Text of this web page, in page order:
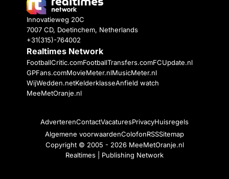
Innovatieweg 20C
7007 CD, Doetinchem, Netherlands
+31(315)-764002
Realtimes Network
FootballCritic.comFootballTransfers.comFCUpdate.nl
GPFans.comMovieMeter.nlMusicMeter.nl
WijWedden.netKelderklasseAnfield watch
MeeMetOranje.nl
AdverterenContactVacaturesPrivacyHuisregels
Algemene voorwaardenColofonRSSSitemap
Copyright © 2005 - 2026 MeeMetOranje.nl
Realtimes | Publishing Network